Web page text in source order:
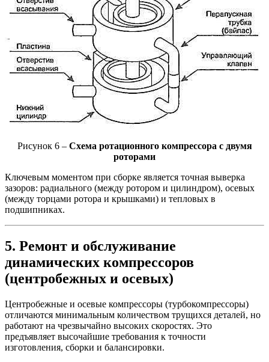
Рисунок 6 –Схема ротационного компрессора с двумя
роторами
Ключевым моментом при сборке является точная выверка
зазоров: радиального (между ротором и цилиндром), осевых
(между торцами ротора и крышками) и тепловых в
подшипниках.
5. Ремонт и обслуживание
динамических компрессоров
(центробежных и осевых)
Центробежные и осевые компрессоры (турбокомпрессоры)
отличаются минимальным количеством трущихся деталей, но
работают на чрезвычайно высоких скоростях. Это
предъявляет высочайшие требования к точности
изготовления, сборки и балансировки.